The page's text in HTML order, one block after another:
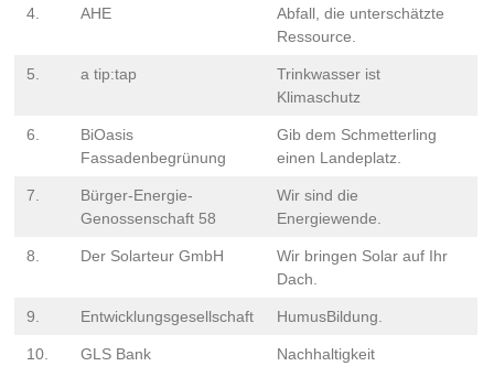
4. AHE
Abfall, die unterschätzte
Ressource.
5. a tip:tap
Trinkwasser ist
Klimaschutz
6.
BiOasis
Fassadenbegrünung
Gib dem Schmetterling
einen Landeplatz.
7.
Bürger-Energie-
Genossenschaft 58
Wir sind die
Energiewende.
8. Der Solarteur GmbH
Wir bringen Solar auf Ihr
Dach.
9. Entwicklungsgesellschaft HumusBildung.
10. GLS Bank
Nachhaltigkeit